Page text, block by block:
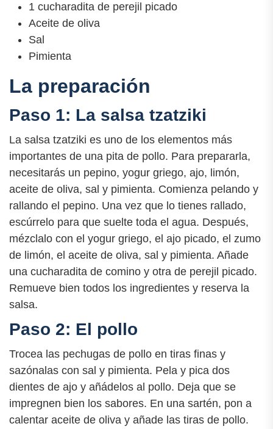
1 cucharadita de perejil picado
Aceite de oliva
Sal
Pimienta
La preparación
Paso 1: La salsa tzatziki
La salsa tzatziki es uno de los elementos más
importantes de una pita de pollo. Para prepararla,
necesitarás un pepino, yogur griego, ajo, limón,
aceite de oliva, sal y pimienta. Comienza pelando y
rallando el pepino. Una vez que lo tienes rallado,
escúrrelo para que suelte toda el agua. Después,
mézclalo con el yogur griego, el ajo picado, el zumo
de limón, el aceite de oliva, sal y pimienta. Añade
una cucharadita de comino y otra de perejil picado.
Remueve bien todos los ingredientes y reserva la
salsa.
Paso 2: El pollo
Trocea las pechugas de pollo en tiras finas y
sazónalas con sal y pimienta. Pela y pica dos
dientes de ajo y añádelos al pollo. Deja que se
impregnen bien los sabores. En una sartén, pon a
calentar aceite de oliva y añade las tiras de pollo.